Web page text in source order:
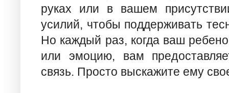
руках или в вашем
усилий, чтобы поддерживать
Но каждый раз, когда ваш
или эмоцию, вам
связь. Просто выскажите ему